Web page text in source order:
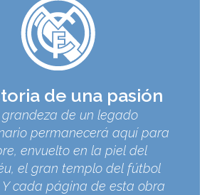
de una pasión
grandeza de un legado
permanecerá aquí para
envuelto en la piel del
el gran templo del fútbol
cada página de esta obra